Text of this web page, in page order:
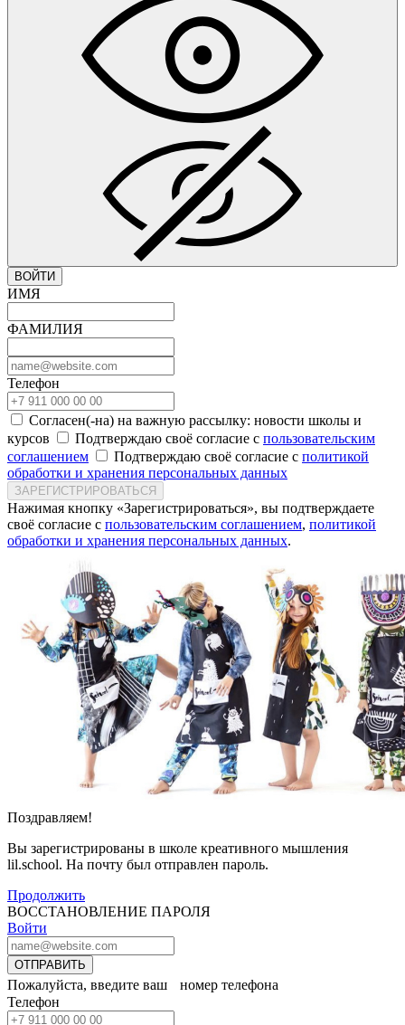
ВОЙТИ
ИМЯ
ФАМИЛИЯ
Телефон
Согласен(-на) на важную рассылку: новости школы и
курсов
Подтверждаю своё согласие с пользовательским
соглашением
Подтверждаю своё согласие с политикой
обработки и хранения персональных данных
ЗАРЕГИСТРИРОВАТЬСЯ
Нажимая кнопку «Зарегистрироваться», вы подтверждаете
своё согласие с пользовательским соглашением, политикой
обработки и хранения персональных данных.
Поздравляем!
Вы зарегистрированы в школе креативного мышления
lil.school. На почту был отправлен пароль.
Продолжить
ВОССТАНОВЛЕНИЕ ПАРОЛЯ
Войти
ОТПРАВИТЬ
Пожалуйста, введите ваш номер телефона
Телефон